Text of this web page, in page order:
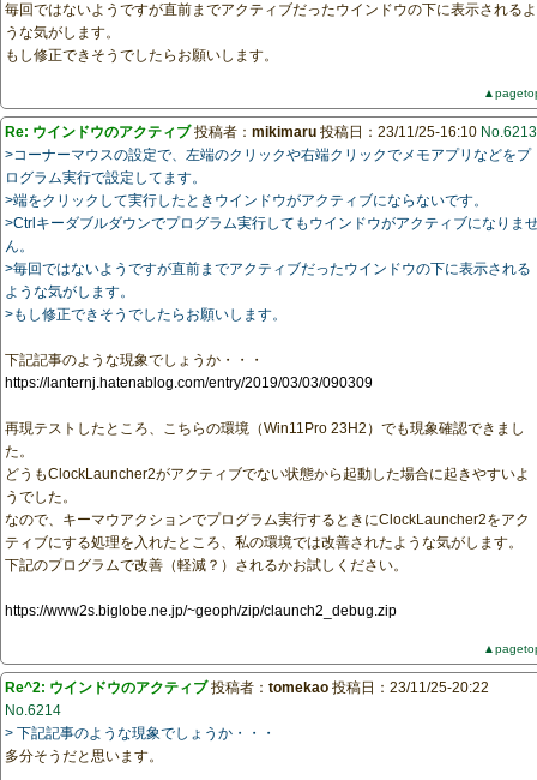
毎回ではないようですが直前までアクティブだったウインドウの下に表示されるよ
うな気がします。
もし修正できそうでしたらお願いします。
Re: ウインドウのアクティブ投稿者： mikimaru 投稿日：23/11/25-16:10 No.6213
>コーナーマウスの設定で、左端のクリックや右端クリックでメモアプリなどをプ
ログラム実行で設定してます。
>端をクリックして実行したときウインドウがアクティブにならないです。
>Ctrlキーダブルダウンでプログラム実行してもウインドウがアクティブになりま
ん。
>毎回ではないようですが直前までアクティブだったウインドウの下に表示される
ような気がします。
>もし修正できそうでしたらお願いします。
下記記事のような現象でしょうか・・・
https://lanternj.hatenablog.com/entry/2019/03/03/090309
再現テストしたところ、こちらの環境（Win11Pro 23H2）でも現象確認できまし
た。
どうもClockLauncher2がアクティブでない状態から起動した場合に起きやすいよ
うでした。
なので、キーマウアクションでプログラム実行するときにClockLauncher2をアク
ティブにする処理を入れたところ、私の環境では改善されたような気がします。
下記のプログラムで改善（軽減？）されるかお試しください。
https://www2s.biglobe.ne.jp/~geoph/zip/claunch2_debug.zip
Re^2: ウインドウのアクティブ投稿者： tomekao 投稿日：23/11/25-20:22
No.6214
> 下記記事のような現象でしょうか・・・
多分そうだと思います。